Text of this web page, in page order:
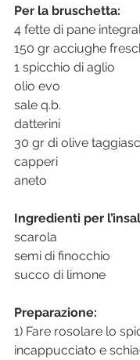
Per la bruschetta:
4 fette di pane
150 gr acciughe
1 spicchio di aglio
olio evo
sale q.b.
datterini
30 gr di olive
capperi
aneto
Ingredienti per
scarola
semi di finocchio
succo di limone
Preparazione:
1) Fare rosolare lo
incappucciato e